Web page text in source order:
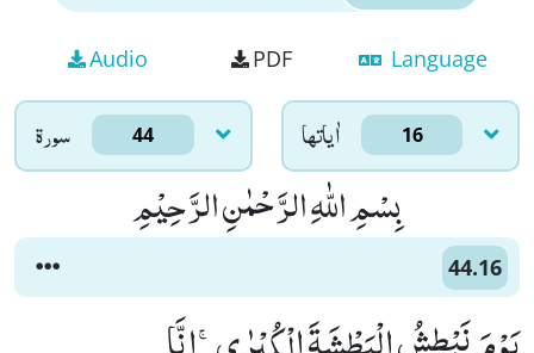
Audio PDF Language
سورۃ 44 اٰياتها 16
بِسْمِ اللّٰهِ الرَّحْمٰنِ الرَّحِیْمِ
44.16